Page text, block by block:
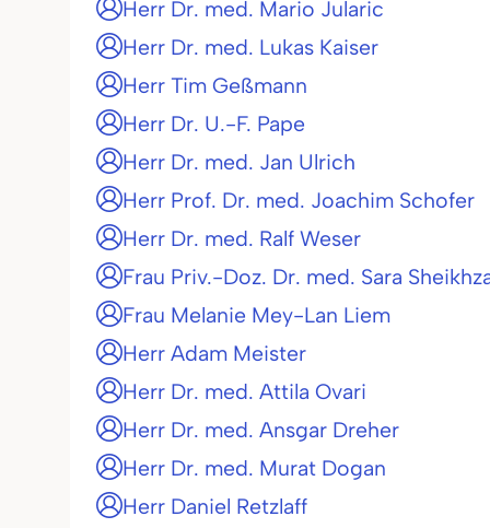
Herr Dr. med. Mario Jularic
Herr Dr. med. Lukas Kaiser
Herr Tim Geßmann
Herr Dr. U.-F. Pape
Herr Dr. med. Jan Ulrich
Herr Prof. Dr. med. Joachim Schofer
Herr Dr. med. Ralf Weser
Frau Priv.-Doz. Dr. med. Sara
Frau Melanie Mey-Lan Liem
Herr Adam Meister
Herr Dr. med. Attila Ovari
Herr Dr. med. Ansgar Dreher
Herr Dr. med. Murat Dogan
Herr Daniel Retzlaff